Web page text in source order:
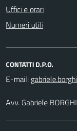
Uffici e orari
Numeri utili
CONTATTI D.P.O.
E-mail:
Avv. Gabriele BORGHI